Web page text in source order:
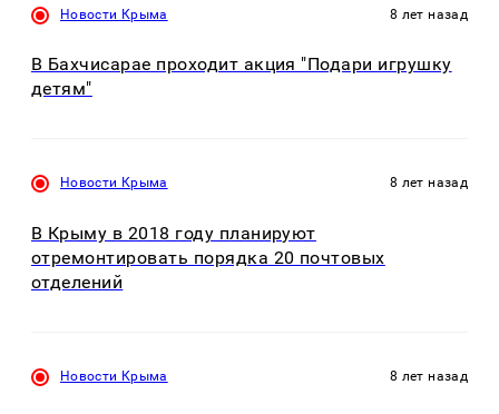
Новости Крыма 8 лет назад
В Бахчисарае проходит акция "Подари игрушку
детям"
Новости Крыма 8 лет назад
В Крыму в 2018 году планируют
отремонтировать порядка 20 почтовых
отделений
Новости Крыма 8 лет назад